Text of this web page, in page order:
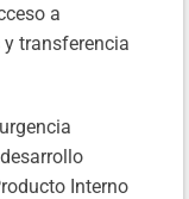
a
transferencia
Interno